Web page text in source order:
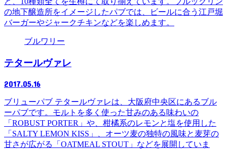
の地下醸造所をイメージしたパブでは、ビールに合う江戸堀
バーガーやジャークチキンなどを楽しめます。
ブルワリー
テタールヴァレ
2017.05.16
ブリューパブ テタールヴァレは、大阪府中央区にあるブル
ーパブです。モルトを多く使った甘みのある味わいの
「ROBUST PORTER」や、柑橘系のレモンと塩を使用した
「SALTY LEMON KISS」、オーツ麦の独特の風味と麦芽の
甘さが広がる「OATMEAL STOUT」などを展開していま